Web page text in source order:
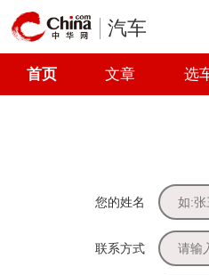
汽车
首页 文章 选
您的姓名
联系方式